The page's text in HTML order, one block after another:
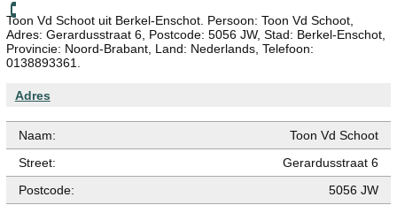
Toon Vd Schoot uit Berkel-Enschot. Persoon: Toon Vd Schoot,
Adres: Gerardusstraat 6, Postcode: 5056 JW, Stad: Berkel-Enschot,
Provincie: Noord-Brabant, Land: Nederlands, Telefoon:
0138893361.
Adres
Naam:
Toon Vd Schoot
Street:
Gerardusstraat 6
Postcode:
5056 JW